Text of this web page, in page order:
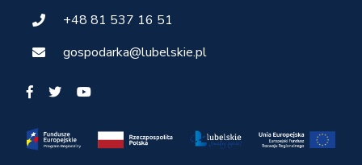
+48 81 537 16 51
gospodarka@lubelskie.pl